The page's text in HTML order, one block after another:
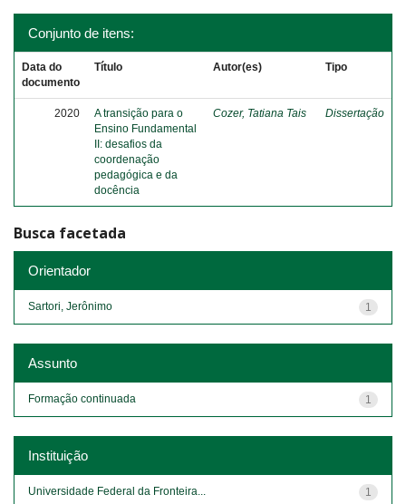
Conjunto de itens:
Data do
documento
Título Autor(es) Tipo
2020
A transição para o
Ensino Fundamental
II: desafios da
coordenação
pedagógica e da
docência
Cozer, Tatiana Tais Dissertação
Busca facetada
Orientador
1
Sartori, Jerônimo
Assunto
1
Formação continuada
Instituição
1
Universidade Federal da Fronteira...